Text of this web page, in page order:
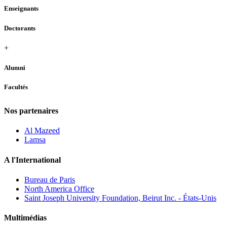
Enseignants
Doctorants
+
Alumni
Facultés
Nos partenaires
Al Mazeed
Lamsa
A l'International
Bureau de Paris
North America Office
Saint Joseph University Foundation, Beirut Inc. - États-Unis
Multimédias